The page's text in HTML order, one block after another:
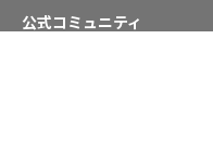
公式コミュニティ